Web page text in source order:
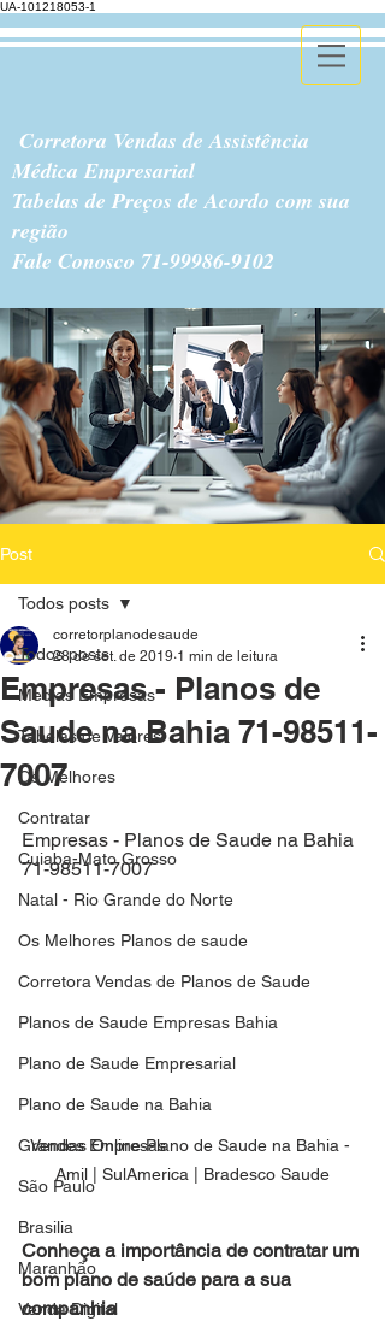
UA-101218053-1
Corretora Vendas de Assistência
Médica Empresarial
Tabelas de Preços de Acordo com sua
região
Fale Conosco 71-99986-9102
Post
Todos posts
Medias Empresas
Tabelas de Valores
Os Melhores
Contratar
Cuiaba-Mato Grosso
Natal - Rio Grande do Norte
Os Melhores Planos de saude
Corretora Vendas de Planos de Saude
Planos de Saude Empresas Bahia
Plano de Saude Empresarial
Plano de Saude na Bahia
Grandes Empresas
São Paulo
Brasilia
Maranhão
Venda Digital
Todos posts
Empresas - Planos de
Saude na Bahia 71-98511-
7007
corretorplanodesaude
28 de set. de 2019 1 min de leitura
Empresas - Planos de Saude na Bahia
71-98511-7007
Vendas Online Plano de Saude na Bahia -
Amil | SulAmerica | Bradesco Saude
Conheça a importância de contratar um
bom plano de saúde para a sua
companhia